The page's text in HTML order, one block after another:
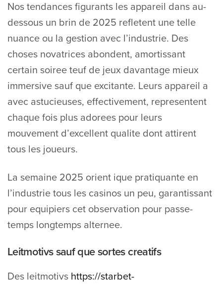
Nos tendances figurants les appareil dans au-
dessous un brin de 2025 refletent une telle
nuance ou la gestion avec l’industrie. Des
choses novatrices abondent, amortissant
certain soiree teuf de jeux davantage mieux
immersive sauf que excitante. Leurs appareil a
avec astucieuses, effectivement, representent
chaque fois plus adorees pour leurs
mouvement d’excellent qualite dont attirent
tous les joueurs.
La semaine 2025 orient ique pratiquante en
l’industrie tous les casinos un peu, garantissant
pour equipiers cet observation pour passe-
temps longtemps alternee.
Leitmotivs sauf que sortes creatifs
Des leitmotivs https://starbet-